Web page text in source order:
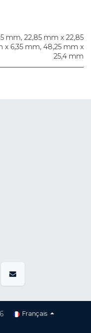
mm, 22,85 mm x 22,85
x 6,35 mm, 48,25 mm x
25,4 mm
Français